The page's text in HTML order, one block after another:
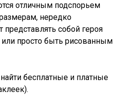
отличным подспорьем
нередко
собой героя
просто быть рисованным
бесплатные и платные